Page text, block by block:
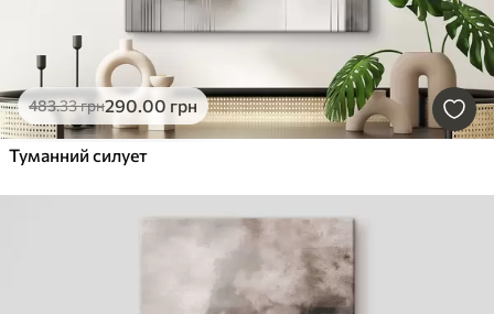
483.33грн290.00 грн
Туманний силует